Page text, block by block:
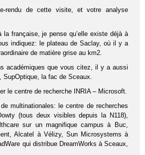
rendu de cette visite, et votre analyse
française, je pense qu’elle existe déjà à
indiquez: le plateau de Saclay, où il y a
de matière grise au km2.
académiques que vous citez, il y a aussi
SupOptique, la fac de Sceaux.
le centre de recherche INRIA – Microsoft.
multinationales: le centre de recherches
(tous deux visibles depuis la N118),
sur un magnifique campus à Buc,
Alcatel à Vélizy, Sun Microsystems à
qui distribue DreamWorks à Sceaux,